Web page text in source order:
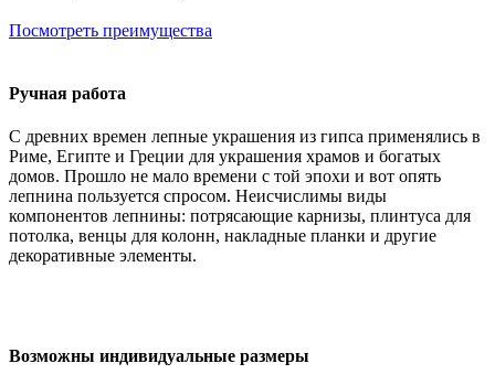
Посмотреть преимущества
Ручная работа
С древних времен лепные украшения из гипса применялись в
Риме, Египте и Греции для украшения храмов и богатых
домов. Прошло не мало времени с той эпохи и вот опять
лепнина пользуется спросом. Неисчислимы виды
компонентов лепнины: потрясающие карнизы, плинтуса для
потолка, венцы для колонн, накладные планки и другие
декоративные элементы.
Возможны индивидуальные размеры